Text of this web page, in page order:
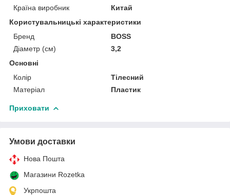
Країна виробник
Китай
Користувальницькі характеристики
Бренд
BOSS
Діаметр (см)
3,2
Основні
Колір
Тілесний
Матеріал
Пластик
Приховати
Умови доставки
Нова Пошта
Магазини Rozetka
Укрпошта